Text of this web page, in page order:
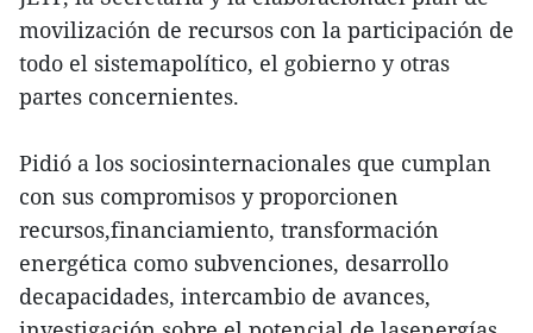
movilización de recursos con la participación de
todo el sistemapolítico, el gobierno y otras
partes concernientes.
Pidió a los sociosinternacionales que cumplan
con sus compromisos y proporcionen
recursos,financiamiento, transformación
energética como subvenciones, desarrollo
decapacidades, intercambio de avances,